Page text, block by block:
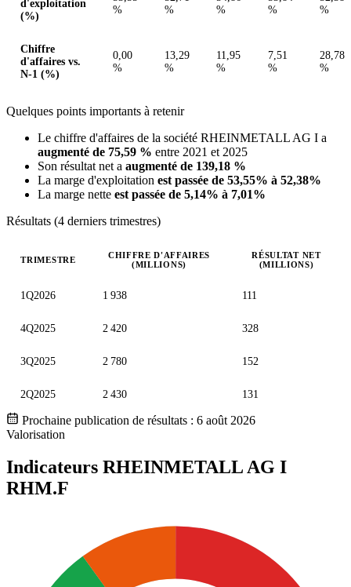
d'exploitation
(%)
%
%
%
%
%
Chiffre
d'affaires vs.
N-1 (%)
0,00
%
13,29
%
11,95
%
7,51
%
28,78
%
Quelques points importants à retenir
Le chiffre d'affaires de la société RHEINMETALL AG I a
augmenté de 75,59 % entre 2021 et 2025
Son résultat net a augmenté de 139,18 %
La marge d'exploitation est passée de 53,55% à 52,38%
La marge nette est passée de 5,14% à 7,01%
Résultats (4 derniers trimestres)
TRIMESTRE
CHIFFRE D'AFFAIRES
(MILLIONS)
RÉSULTAT NET
(MILLIONS)
1Q2026 1 938 111
4Q2025 2 420 328
3Q2025 2 780 152
2Q2025 2 430 131
Prochaine publication de résultats : 6 août 2026
Valorisation
Indicateurs RHEINMETALL AG I
RHM.F